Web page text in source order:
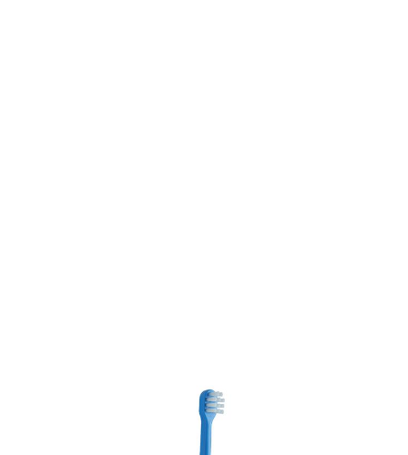
GUM BABY HAMMASHARJA 0-2 1 kpl